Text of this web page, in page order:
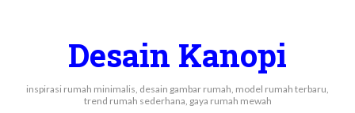
Desain Kanopi
inspirasi rumah minimalis, desain gambar rumah, model rumah terbaru,
trend rumah sederhana, gaya rumah mewah